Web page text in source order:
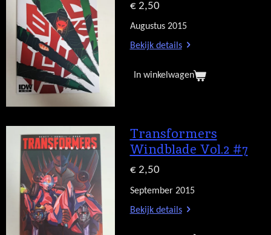
€ 2,50
Augustus 2015
Bekijk details
In winkelwagen
Transformers
Windblade Vol.2 #7
€ 2,50
September 2015
Bekijk details